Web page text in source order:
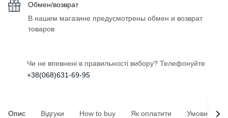
Обмен/возврат
В нашем магазине предусмотрены обмен и возврат
товаров
Чи не впевнені в правильності вибору? Телефонуйте
+38(068)631-69-95
Опис Відгуки How to buy Як оплатити Умови